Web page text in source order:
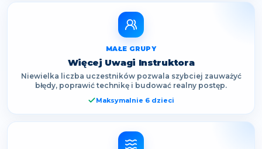
MAŁE GRUPY
Więcej Uwagi Instruktora
Niewielka liczba uczestników pozwala szybciej zauważyć
błędy, poprawić technikę i budować realny postęp.
Maksymalnie 6 dzieci